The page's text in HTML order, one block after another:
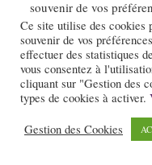
AOÛ
Hot Club de
Valence
16
AOÛ
The Franc
Saint-Pierre-sur-Doux
souvenir de vos
Ce site utilise des cookies
souvenir de vos
effectuer des statistiques
vous consentez à
cliquant sur "Gestion des
types de cookies à activer.
Gestion des Cookies